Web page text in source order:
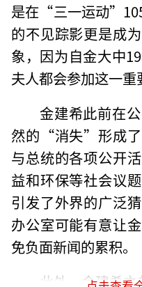
是在“三一运动
的不见踪影更是成
象，因为自金大中
夫人都会参加这一重
金建希此前在
然的“消失”形成了
与总统的各项公开
益和环保等社会议
引发了外界的广泛
办公室可能有意让
免负面新闻的累积。
此外，金建希